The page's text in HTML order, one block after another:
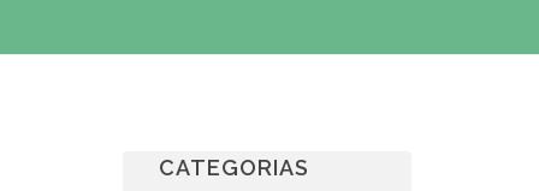
CATEGORIAS